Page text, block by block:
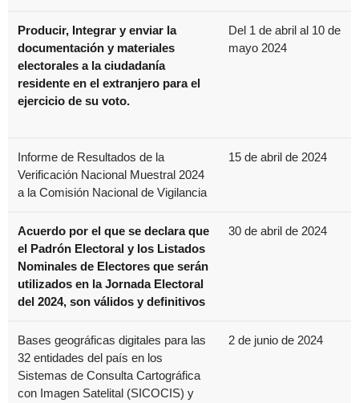
Producir, Integrar y enviar la
documentación y materiales
electorales a la ciudadanía
residente en el extranjero para el
ejercicio de su voto.
Del 1 de abril al 10 de
mayo 2024
Informe de Resultados de la
Verificación Nacional Muestral 2024
a la Comisión Nacional de Vigilancia
15 de abril de 2024
Acuerdo por el que se declara que
el Padrón Electoral y los Listados
Nominales de Electores que serán
utilizados en la Jornada Electoral
del 2024, son válidos y definitivos
30 de abril de 2024
Bases geográficas digitales para las
32 entidades del país en los
Sistemas de Consulta Cartográfica
con Imagen Satelital (SICOCIS) y
2 de junio de 2024